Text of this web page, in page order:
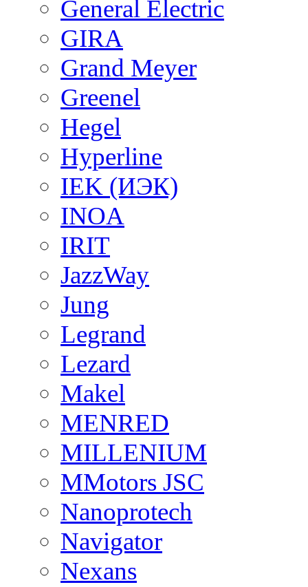
General Electric
GIRA
Grand Meyer
Greenel
Hegel
Hyperline
IEK (ИЭК)
INOA
IRIT
JazzWay
Jung
Legrand
Lezard
Makel
MENRED
MILLENIUM
MMotors JSC
Nanoprotech
Navigator
Nexans